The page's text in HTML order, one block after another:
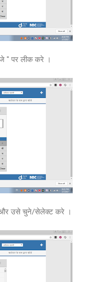
" पर लीक करे ।
और उसे चुने/सेलेक्ट करे ।